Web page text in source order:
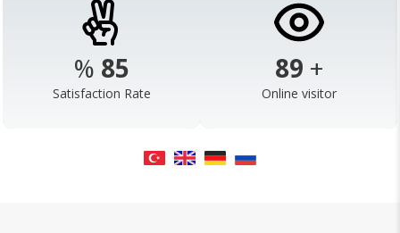
% 98
Satisfaction Rate
103 +
Online visitor